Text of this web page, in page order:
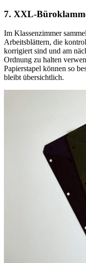
7. XXL-
Im Klassenzimmer
Arbeitsblättern, die
korrigiert sind und am
Ordnung zu halten
Papierstapel können so
bleibt übersichtlich.